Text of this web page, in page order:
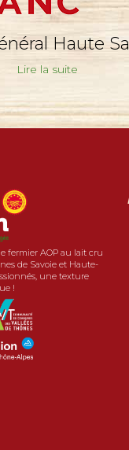
Haute
Lire la suite
fermier AOP au lait cru
de Savoie et Haute-
une texture
!